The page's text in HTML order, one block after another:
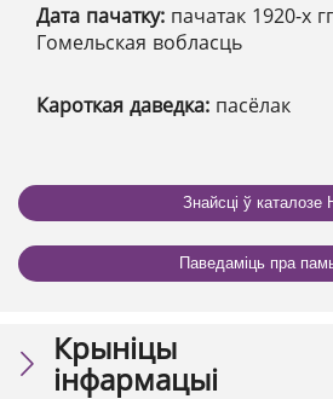
Дата пачатку: пачатак 1920-х
Гомельская вобласць
Кароткая даведка: пасёлак
Знайсці ў каталозе
Паведаміць пра
Крыніцы
інфармацыі